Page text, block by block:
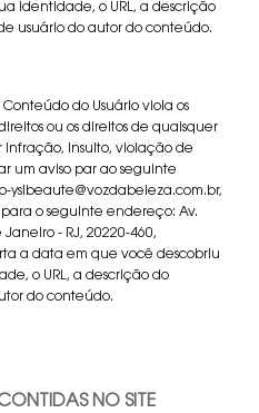
identidade, o URL, a descrição
usuário do autor do conteúdo.
do Usuário viola os
ou os direitos de quaisquer
infração, insulto, violação de
um aviso par ao seguinte
yslbeaute@vozdabeleza.com.br,
o seguinte endereço: Av.
- RJ, 20220-460,
a data em que você descobriu
o URL, a descrição do
do conteúdo.
NO SITE